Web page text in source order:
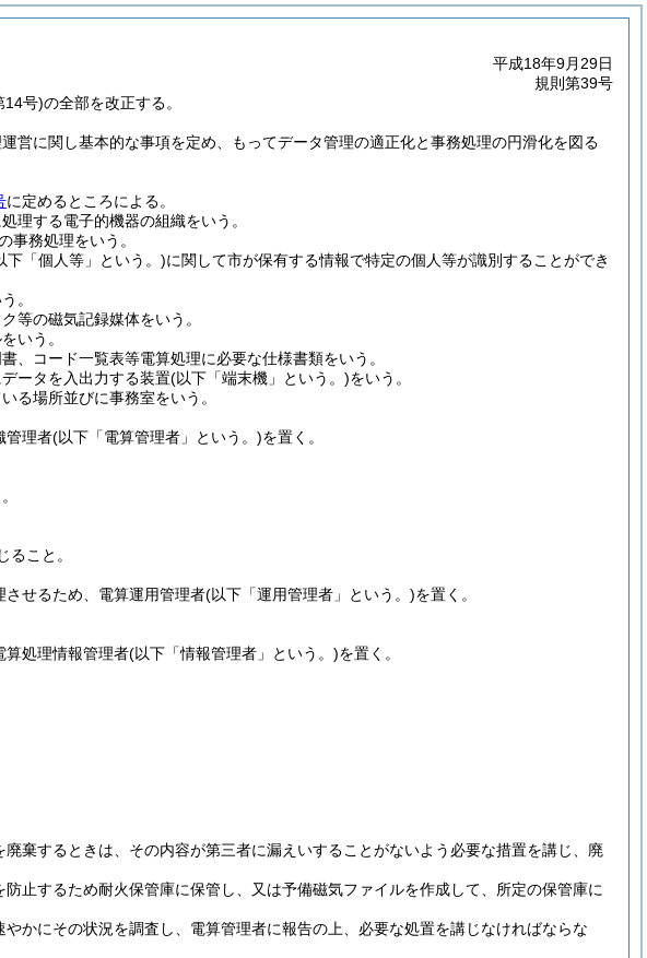
平成18年9月29日
規則第39号
号)の全部を改正する。
営に関し基本的な事項を定め、もってデータ管理の適正化と事務処理の円滑化を図る
に定めるところによる。
理する電子的機器の組織をいう。
事務処理をいう。
下「個人等」という。)に関して市が保有する情報で特定の個人等が識別することができ
。
等の磁気記録媒体をいう。
いう。
コード一覧表等電算処理に必要な仕様書類をいう。
ータを入出力する装置(以下「端末機」という。)をいう。
る場所並びに事務室をいう。
管理者(以下「電算管理者」という。)を置く。
こと。
せるため、電算運用管理者(以下「運用管理者」という。)を置く。
算処理情報管理者(以下「情報管理者」という。)を置く。
棄するときは、その内容が第三者に漏えいすることがないよう必要な措置を講じ、廃
止するため耐火保管庫に保管し、又は予備磁気ファイルを作成して、所定の保管庫に
かにその状況を調査し、電算管理者に報告の上、必要な処置を講じなければならな